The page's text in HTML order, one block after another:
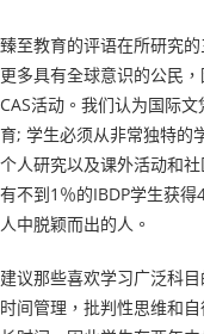
臻至教育的评语在所研究
更多具有全球意识的公民
CAS活动。我们认为国际
育; 学生必须从非常独特的
个人研究以及课外活动和
有不到1％的IBDP学生获
人中脱颖而出的人。
建议那些喜欢学习广泛科
时间管理，批判性思维和